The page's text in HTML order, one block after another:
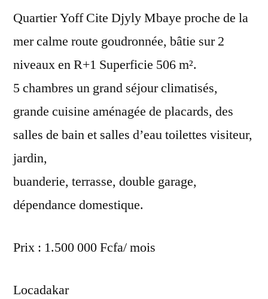
Quartier Yoff Cite Djyly Mbaye proche de la
mer calme route goudronnée, bâtie sur 2
niveaux en R+1 Superficie 506 m².
5 chambres un grand séjour climatisés,
grande cuisine aménagée de placards, des
salles de bain et salles d’eau toilettes visiteur,
jardin,
buanderie, terrasse, double garage,
dépendance domestique.
Prix : 1.500 000 Fcfa/ mois
Locadakar